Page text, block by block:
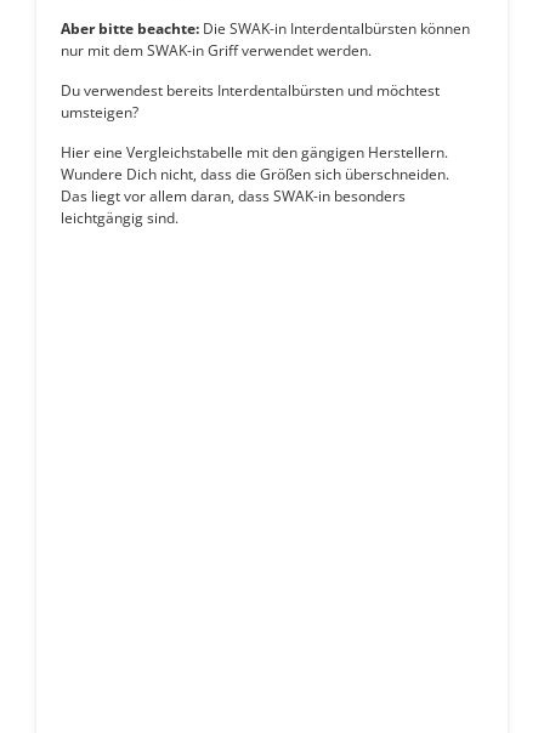
Aber bitte beachte: Die SWAK-in Interdentalbürsten können
nur mit dem SWAK-in Griff verwendet werden.
Du verwendest bereits Interdentalbürsten und möchtest
umsteigen?
Hier eine Vergleichstabelle mit den gängigen Herstellern.
Wundere Dich nicht, dass die Größen sich überschneiden.
Das liegt vor allem daran, dass SWAK-in besonders
leichtgängig sind.